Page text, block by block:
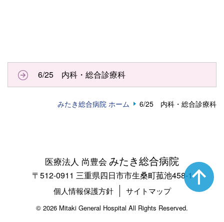
6/25 内科・総合診療科
みたき総合病院 ホーム 6/25 内科・総合診療科
医療法人 尚豊会 みたき総合病院
〒512-0911 三重県四日市市生桑町菰池458-1
個人情報保護方針 サイトマップ
© 2026 Mitaki General Hospital All Rights Reserved.